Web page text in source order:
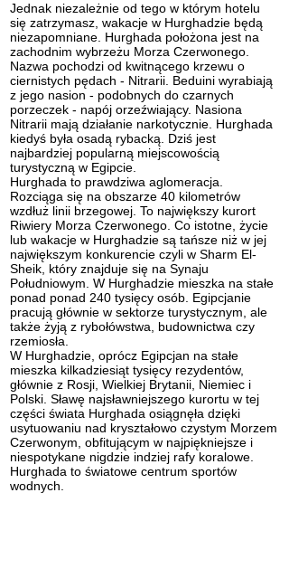
Jednak niezależnie od tego w którym hotelu
się zatrzymasz, wakacje w Hurghadzie będą
niezapomniane. Hurghada położona jest na
zachodnim wybrzeżu Morza Czerwonego.
Nazwa pochodzi od kwitnącego krzewu o
ciernistych pędach - Nitrarii. Beduini wyrabiają
z jego nasion - podobnych do czarnych
porzeczek - napój orzeźwiający. Nasiona
Nitrarii mają działanie narkotycznie. Hurghada
kiedyś była osadą rybacką. Dziś jest
najbardziej popularną miejscowością
turystyczną w Egipcie.
Hurghada to prawdziwa aglomeracja.
Rozciąga się na obszarze 40 kilometrów
wzdłuż linii brzegowej. To największy kurort
Riwiery Morza Czerwonego. Co istotne, życie
lub wakacje w Hurghadzie są tańsze niż w jej
największym konkurencie czyli w Sharm El-
Sheik , który znajduje się na Synaju
Południowym. W Hurghadzie mieszka na stałe
ponad ponad 240 tysięcy osób. Egipcjanie
pracują głównie w sektorze turystycznym, ale
także żyją z rybołówstwa, budownictwa czy
rzemiosła.
W Hurghadzie, oprócz Egipcjan na stałe
mieszka kilkadziesiąt tysięcy rezydentów,
głównie z Rosji, Wielkiej Brytanii, Niemiec i
Polski. Sławę najsławniejszego kurortu w tej
części świata Hurghada osiągnęła dzięki
usytuowaniu nad kryształowo czystym Morzem
Czerwonym, obfitującym w najpiękniejsze i
niespotykane nigdzie indziej rafy koralowe.
Hurghada to światowe centrum sportów
wodnych